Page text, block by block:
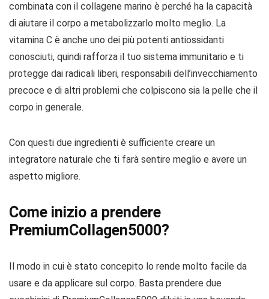
combinata con il collagene marino è perché ha la capacità
di aiutare il corpo a metabolizzarlo molto meglio. La
vitamina C è anche uno dei più potenti antiossidanti
conosciuti, quindi rafforza il tuo sistema immunitario e ti
protegge dai radicali liberi, responsabili dell’invecchiamento
precoce e di altri problemi che colpiscono sia la pelle che il
corpo in generale.
Con questi due ingredienti è sufficiente creare un
integratore naturale che ti farà sentire meglio e avere un
aspetto migliore.
Come inizio a prendere
PremiumCollagen5000?
Il modo in cui è stato concepito lo rende molto facile da
usare e da applicare sul corpo. Basta prendere due